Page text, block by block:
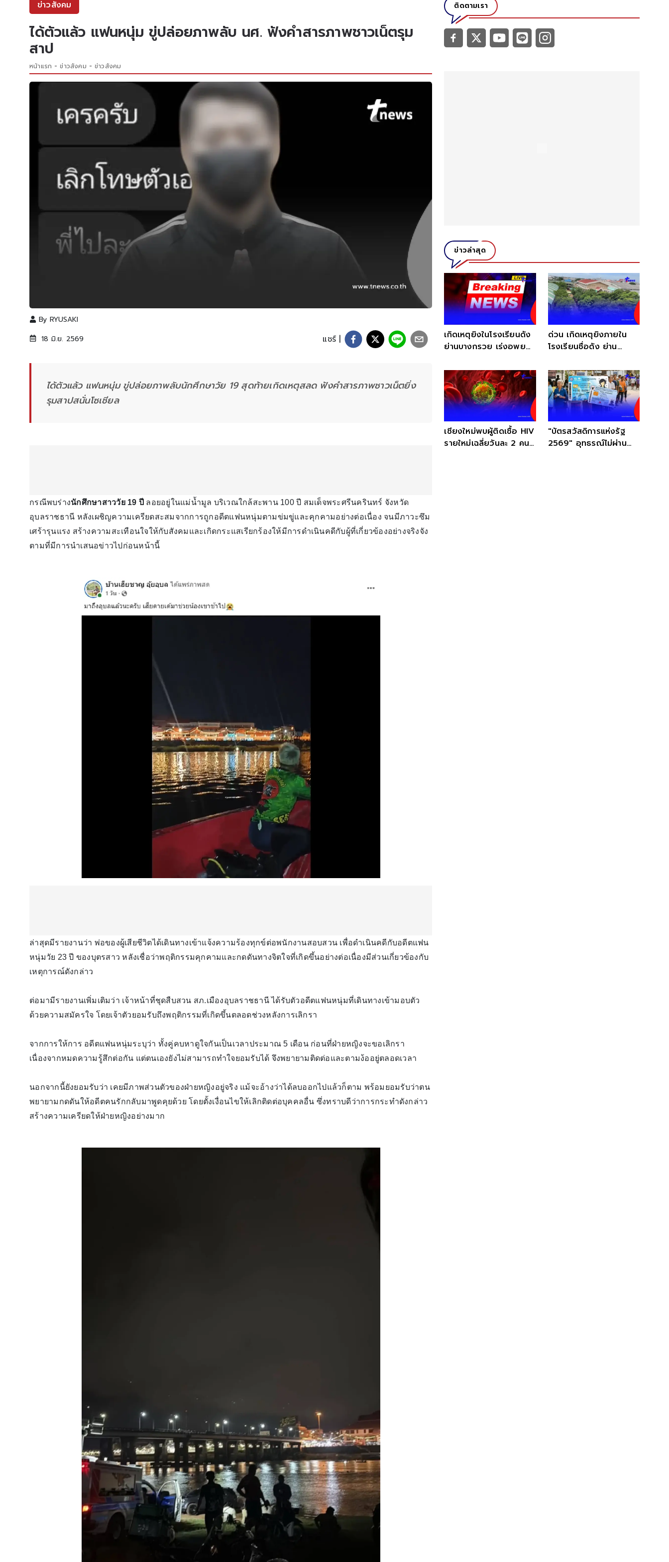
ข่าวสังคม
ได้ตัวแล้ว แฟนหนุ่ม ขู่ปล่อยภาพลับ นศ. ฟังคำสารภาพชาวเน็ตรุม
สาป
หน้าแรก ข่าวสังคม ข่าวสังคม
By RYUSAKI
18 มิ.ย. 2569
แชร์ |
ได้ตัวแล้ว แฟนหนุ่ม ขู่ปล่อยภาพลับนักศึกษาวัย 19 สุดท้ายเกิดเหตุสลด ฟังคำสารภาพชาวเน็ตยิ่ง
รุมสาปสนั่นโซเชียล
กรณีพบร่างนักศึกษาสาววัย 19 ปี ลอยอยู่ในแม่น้ำมูล บริเวณใกล้สะพาน 100 ปี สมเด็จพระศรีนครินทร์ จังหวัด
อุบลราชธานี หลังเผชิญความเครียดสะสมจากการถูกอดีตแฟนหนุ่มตามข่มขู่และคุกคามอย่างต่อเนื่อง จนมีภาวะซึม
เศร้ารุนแรง สร้างความสะเทือนใจให้กับสังคมและเกิดกระแสเรียกร้องให้มีการดำเนินคดีกับผู้ที่เกี่ยวข้องอย่างจริงจัง
ตามที่มีการนำเสนอข่าวไปก่อนหน้านี้
ล่าสุดมีรายงานว่า พ่อของผู้เสียชีวิตได้เดินทางเข้าแจ้งความร้องทุกข์ต่อพนักงานสอบสวน เพื่อดำเนินคดีกับอดีตแฟน
หนุ่มวัย 23 ปี ของบุตรสาว หลังเชื่อว่าพฤติกรรมคุกคามและกดดันทางจิตใจที่เกิดขึ้นอย่างต่อเนื่องมีส่วนเกี่ยวข้องกับ
เหตุการณ์ดังกล่าว
ต่อมามีรายงานเพิ่มเติมว่า เจ้าหน้าที่ชุดสืบสวน สภ.เมืองอุบลราชธานี ได้รับตัวอดีตแฟนหนุ่มที่เดินทางเข้ามอบตัว
ด้วยความสมัครใจ โดยเจ้าตัวยอมรับถึงพฤติกรรมที่เกิดขึ้นตลอดช่วงหลังการเลิกรา
จากการให้การ อดีตแฟนหนุ่มระบุว่า ทั้งคู่คบหาดูใจกันเป็นเวลาประมาณ 5 เดือน ก่อนที่ฝ่ายหญิงจะขอเลิกรา
เนื่องจากหมดความรู้สึกต่อกัน แต่ตนเองยังไม่สามารถทำใจยอมรับได้ จึงพยายามติดต่อและตามง้ออยู่ตลอดเวลา
นอกจากนี้ยังยอมรับว่า เคยมีภาพส่วนตัวของฝ่ายหญิงอยู่จริง แม้จะอ้างว่าได้ลบออกไปแล้วก็ตาม พร้อมยอมรับว่าตน
พยายามกดดันให้อดีตคนรักกลับมาพูดคุยด้วย โดยตั้งเงื่อนไขให้เลิกติดต่อบุคคลอื่น ซึ่งทราบดีว่าการกระทำดังกล่าว
สร้างความเครียดให้ฝ่ายหญิงอย่างมาก
ติดตามเรา
ข่าวล่าสุด
เกิดเหตุยิงในโรงเรียนดัง
ย่านบางกรวย เร่งอพยพ
ด่วน เกิดเหตุยิงภายใน
โรงเรียนชื่อดัง ย่าน
เชียงใหม่พบผู้ติดเชื้อ HIV
รายใหม่เฉลี่ยวันละ 2 คน
"บัตรสวัสดิการแห่งรัฐ
2569" อุทธรณ์ไม่ผ่าน